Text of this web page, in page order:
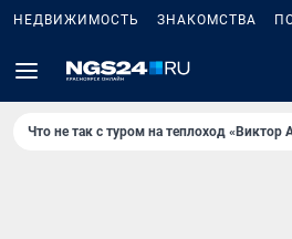
НЕДВИЖИМОСТЬ ЗНАКОМСТВА
Что не так с туром на теплоход «Виктор